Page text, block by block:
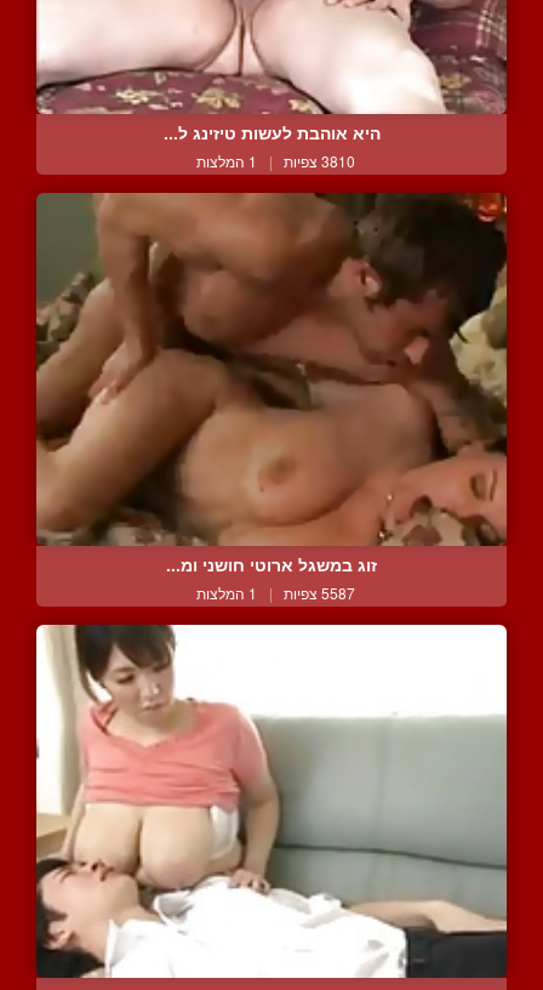
היא אוהבת לעשות טיזינג ל...
3810 צפיות | 1 המלצות
זוג במשגל ארוטי חושני ומ...
5587 צפיות | 1 המלצות